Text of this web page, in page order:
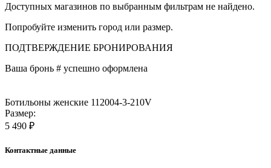
Доступных магазинов по выбранным фильтрам не найдено.
Попробуйте изменить город или размер.
ПОДТВЕРЖДЕНИЕ БРОНИРОВАНИЯ
Ваша бронь # успешно оформлена
Ботильоны женские 112004-3-210V
Размер:
5 490 ₽
Контактные данные